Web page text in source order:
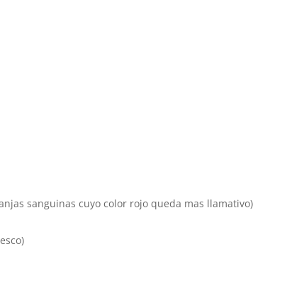
sanguinas cuyo color rojo queda mas llamativo)